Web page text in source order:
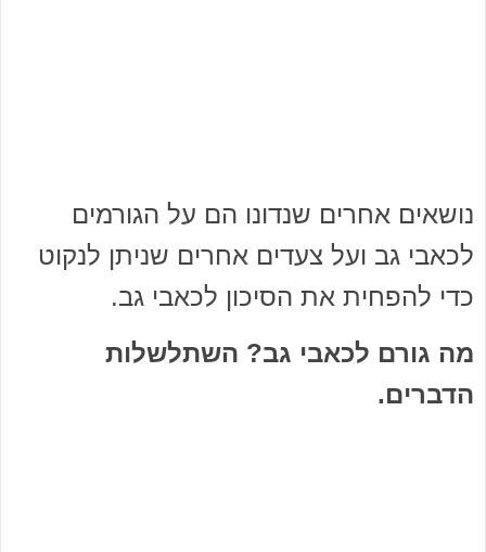
נושאים אחרים שנדונו הם על הגורמים
לכאבי גב ועל צעדים אחרים שניתן לנקוט
כדי להפחית את הסיכון לכאבי גב.
מה גורם לכאבי גב? השתלשלות
הדברים.